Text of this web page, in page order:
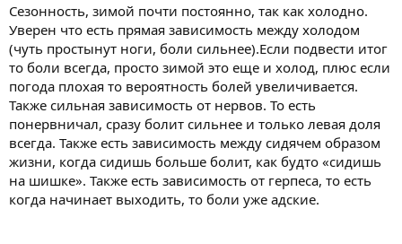
Сезонность, зимой почти постоянно, так как холодно.
Уверен что есть прямая зависимость между холодом
(чуть простынут ноги, боли сильнее).Если подвести итог
то боли всегда, просто зимой это еще и холод, плюс если
погода плохая то вероятность болей увеличивается.
Также сильная зависимость от нервов. То есть
понервничал, сразу болит сильнее и только левая доля
всегда. Также есть зависимость между сидячем образом
жизни, когда сидишь больше болит, как будто «сидишь
на шишке». Также есть зависимость от герпеса, то есть
когда начинает выходить, то боли уже адские.